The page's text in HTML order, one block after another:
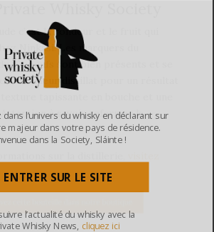
c’est la rondeur et le fruit qui
Ninkasi. Les marquers du
fût neufs sont bien présents et se
à leur distillat pour un résultat
Attention à savoir refermer la
l’univers du whisky en déclarant sur
majeur dans votre pays de résidence.
dans la Society, Sláinte !
ENTRER SUR LE SITE
l’actualité du whisky avec la
Whisky News, cliquez ici